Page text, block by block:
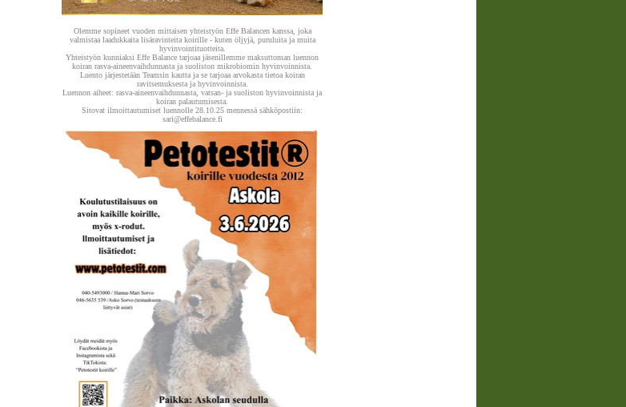
Olemme sopineet vuoden mittaisen yhteistyön Effe Balancen kanssa, joka
valmistaa laadukkaita lisäravinteita koirille - kuten öljyjä, puruluita ja muita
hyvinvointituotteita.
Yhteistyön kunniaksi Effe Balance tarjoaa jäsenillemme maksuttoman luennon
koiran rasva-aineenvaihdunnasta ja suoliston mikrobiomin hyvinvoinnista.
Luento järjestetään Teamsin kautta ja se tarjoaa arvokasta tietoa koiran
ravitsemuksesta ja hyvinvoinnista.
Luennon aiheet: rasva-aineenvaihdunnasta, vatsan- ja suoliston hyvinvoinnista ja
koiran palautumisesta.
Sitovat ilmoittautumiset luennolle 28.10.25 mennessä sähköpostiin:
sari@effebalance.fi